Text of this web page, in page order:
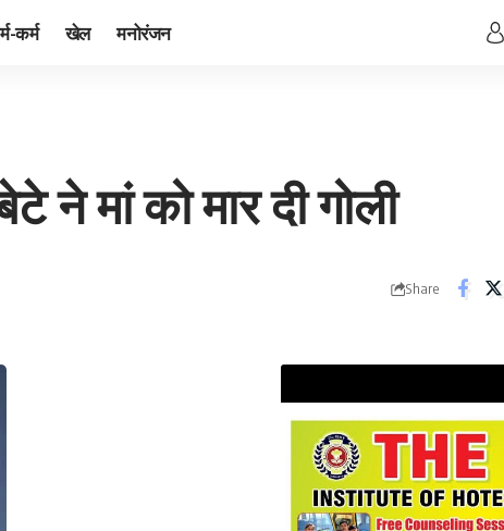
कर्म खेल मनोरंजन
ने मां को मार दी गोली
Share